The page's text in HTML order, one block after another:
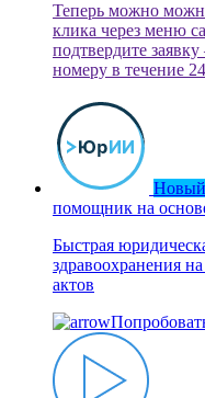
Теперь можно
клика через меню
подтвердите
номеру в течение
помощник на
Быстрая
здравоохранения
актов